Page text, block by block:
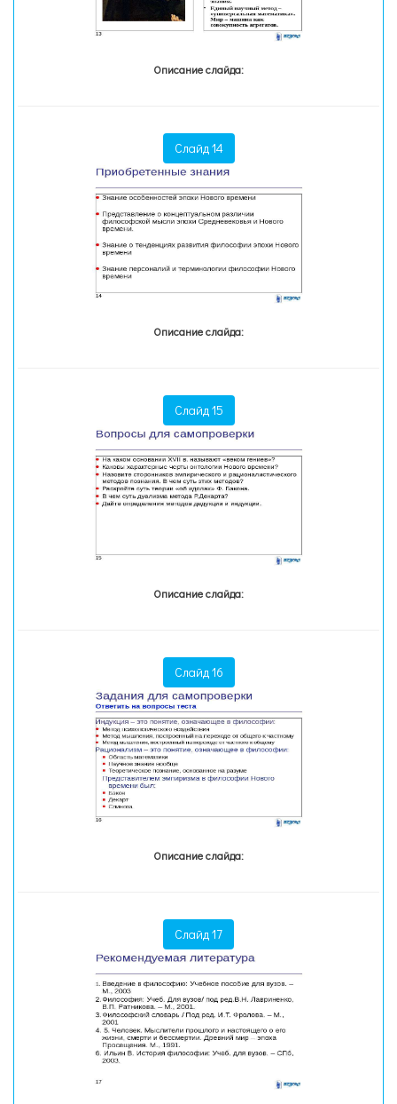
Описание слайда:
Слайд 14
Описание слайда:
Слайд 15
Описание слайда:
Слайд 16
Описание слайда:
Слайд 17